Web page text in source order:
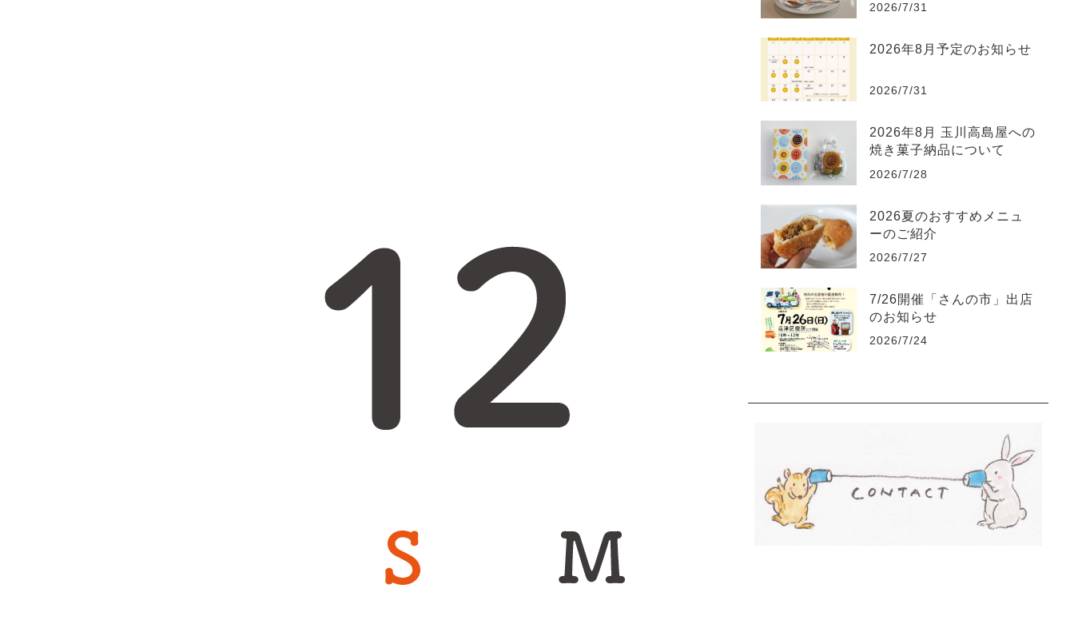
2026/7/31
2026年8月予定のお知らせ
2026/7/31
2026年8月 玉川高島屋への
焼き菓子納品について
2026/7/28
2026夏のおすすめメニュ
ーのご紹介
2026/7/27
7/26開催「さんの市」出店
のお知らせ
2026/7/24